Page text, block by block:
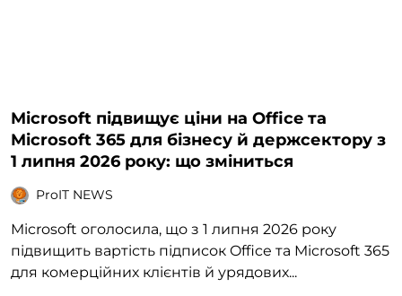
Microsoft підвищує ціни на Office та
Microsoft 365 для бізнесу й держсектору з
1 липня 2026 року: що зміниться
ProIT NEWS
Microsoft оголосила, що з 1 липня 2026 року
підвищить вартість підписок Office та Microsoft 365
для комерційних клієнтів й урядових...